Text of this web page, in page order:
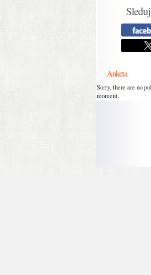
Anketa
Sorry, there are no
moment.